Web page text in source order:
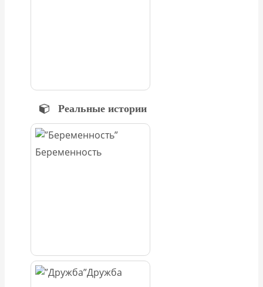
Реальные истории
Беременность
Дружба